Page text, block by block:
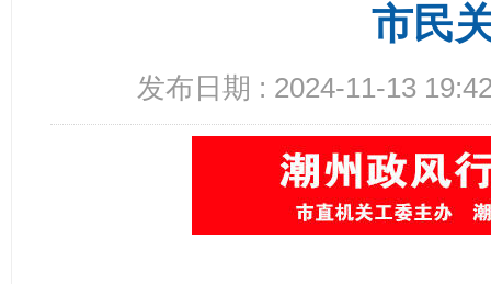
市民
发布日期 : 2024-11-13